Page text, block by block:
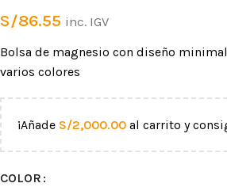
S/86.55 inc. IGV
Bolsa de magnesio con diseño
varios colores
¡Añade S/2,000.00 al carrito y
COLOR